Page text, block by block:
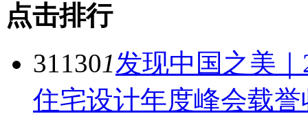
点击排行
311301发现中国之美
住宅设计年度峰会载誉